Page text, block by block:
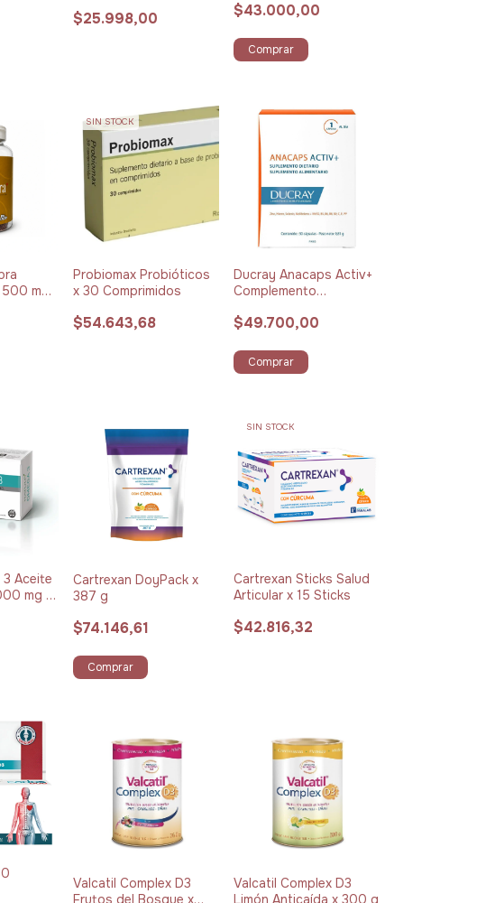
Limón
$25.998,00 $43.000,00
Comprar
500 mg
SIN STOCK
Probiomax Probióticos
x 30 Comprimidos
$54.643,68
Ducray Anacaps Activ+
Complemento
30 Cápsulas
$49.700,00
Comprar
3 Aceite
mg x
Cartrexan DoyPack x
387 g
$74.146,61
Comprar
SIN STOCK
Cartrexan Sticks Salud
Articular x 15 Sticks
$42.816,32
Valcatil Complex D3
Valcatil Complex D3